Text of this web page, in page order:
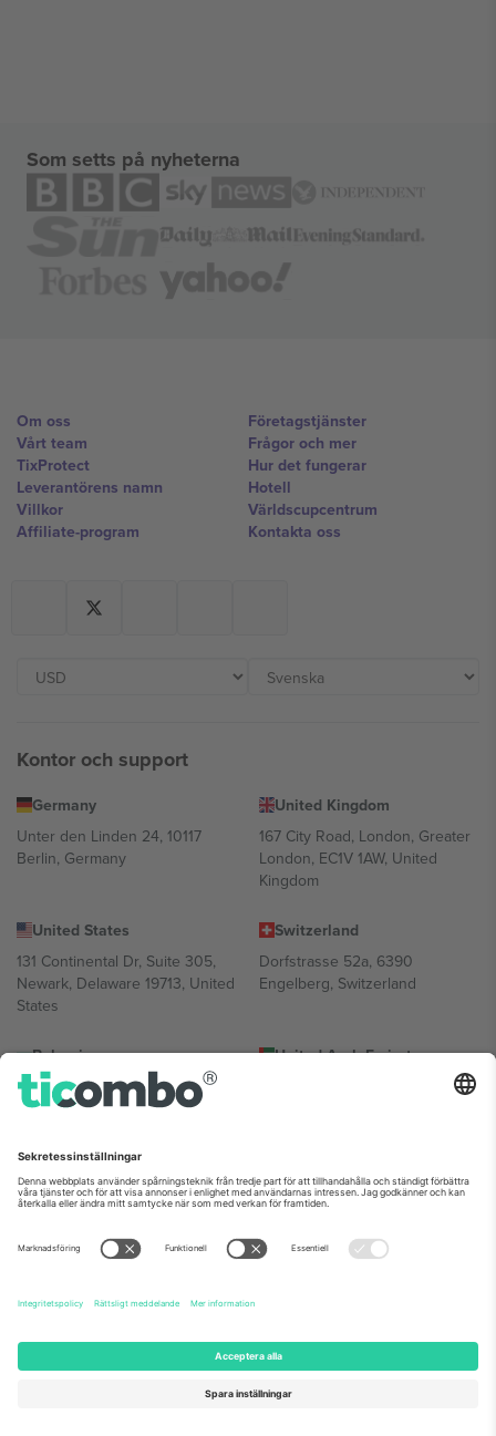
Som setts på nyheterna
Om oss
Vårt team
TixProtect
Leverantörens namn
Villkor
Affiliate-program
Företagstjänster
Frågor och mer
Hur det fungerar
Hotell
Världscupcentrum
Kontakta oss
Kontor och support
Germany
Unter den Linden 24, 10117
Berlin, Germany
United Kingdom
167 City Road, London, Greater
London, EC1V 1AW, United
Kingdom
United States
131 Continental Dr, Suite 305,
Newark, Delaware 19713, United
States
Switzerland
Dorfstrasse 52a, 6390
Engelberg, Switzerland
Bulgaria
Regus Sofia City West, bul
Totleben 53-55, 1606 Sofia,
United Arab Emirates
UAE Dubai Silicon Oasis, DDP
Mexico
Av Chapultepec 360, Roma
Norte, Cuauhtémoc, 06700
Ciudad de México, CDMX,
plats, evenemang och/eller domän. För detaljer, se specifik
evenemangssida, avtryck och villkor.,Leverantörens namn
© 2026 Ticombo. Alla rättigheter förbehållna.